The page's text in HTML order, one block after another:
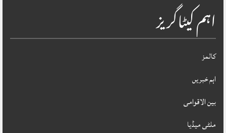
اہم کیٹاگریز
کالمز
اہم خبریں
بین الاقوامی
ملٹی میڈیا